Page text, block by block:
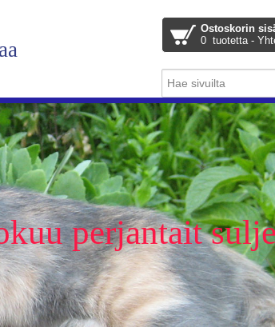
Ostoskorin
0 tuotetta -
perjantait